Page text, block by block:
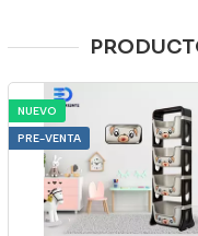
NUEVO
PRE-VENTA